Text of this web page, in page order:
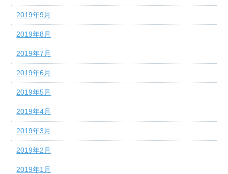
2019年9月
2019年8月
2019年7月
2019年6月
2019年5月
2019年4月
2019年3月
2019年2月
2019年1月